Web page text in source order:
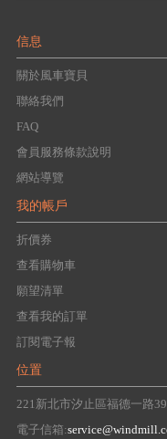
信息
關於風車寶貝
聯絡我們
FAQ
會員服務條款說明
網站導覽
我的帳戶
折價券
查看購物車
願望清單
查看我的訂單
訂閱電子報
位置
221新北市汐止區福德一路
電子信箱: